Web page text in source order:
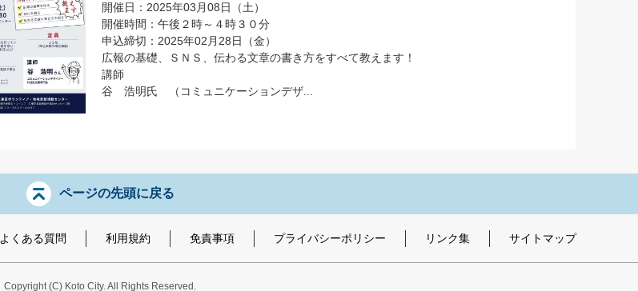
開催日：2025年03月08日（土）
開催時間：午後２時～４時３０分
申込締切：2025年02月28日（金）
広報の基礎、ＳＮＳ、伝わる文章の書き方をすべて教えます！
講師
谷 浩明氏 （コミュニケーションデザ...
ページの先頭に戻る
よくある質問 利用規約 免責事項 プライバシーポリシー リンク集 サイトマップ
Copyright (C) Koto City. All Rights Reserved.